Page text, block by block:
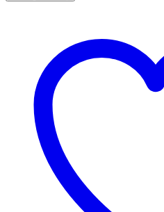
Potcoavă,
B11115